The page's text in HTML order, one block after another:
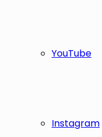
YouTube
Instagram